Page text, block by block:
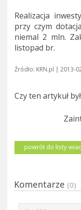
Realizacja
przy czym
niemal 2 mln.
listopad br.
Źródło: KRN.pl | 2013-
Czy ten artykuł
powrót do listy
Komentarze (0)